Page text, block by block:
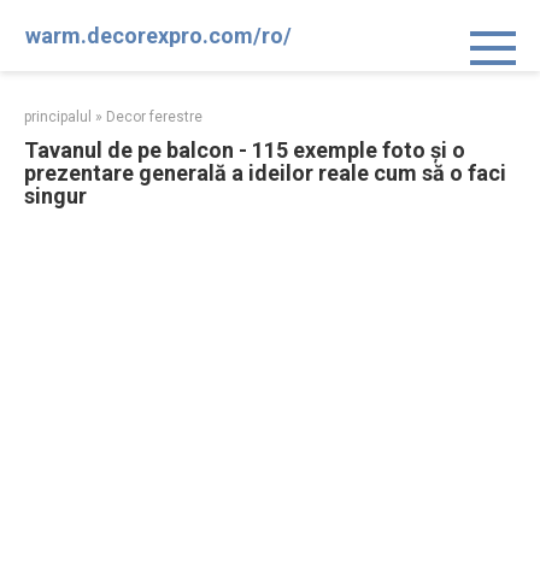
warm.decorexpro.com/ro/
principalul » Decor ferestre
Tavanul de pe balcon - 115 exemple foto și o
prezentare generală a ideilor reale cum să o faci
singur